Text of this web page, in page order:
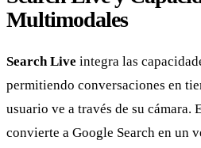
Multimodales
Search Live integra las
permitiendo conversaciones en
usuario ve a través de su cámara.
convierte a Google Search en un